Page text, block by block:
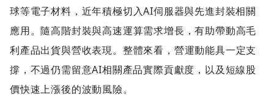
球等電子材料，近年積極切入AI伺服器與先進封裝相關
應用。隨高階封裝與高速運算需求增長，有助帶動高毛
利產品出貨與營收表現。整體來看，營運動能具一定支
撐，不過仍需留意AI相關產品實際貢獻度，以及短線股
價快速上漲後的波動風險。